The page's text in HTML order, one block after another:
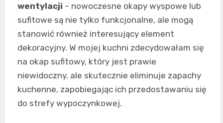
wentylacji – nowoczesne okapy wyspowe lub
sufitowe są nie tylko funkcjonalne, ale mogą
stanowić również interesujący element
dekoracyjny. W mojej kuchni zdecydowałam się
na okap sufitowy, który jest prawie
niewidoczny, ale skutecznie eliminuje zapachy
kuchenne, zapobiegając ich przedostawaniu się
do strefy wypoczynkowej.